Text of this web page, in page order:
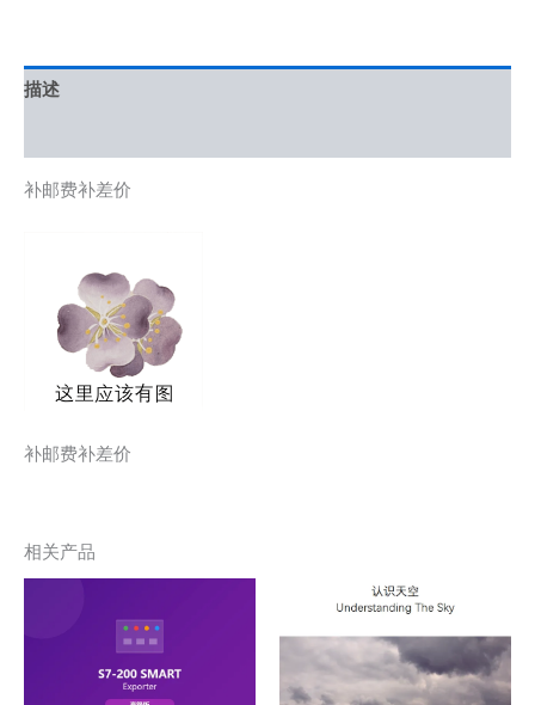
量
描述
补邮费补差价
补邮费补差价
相关产品